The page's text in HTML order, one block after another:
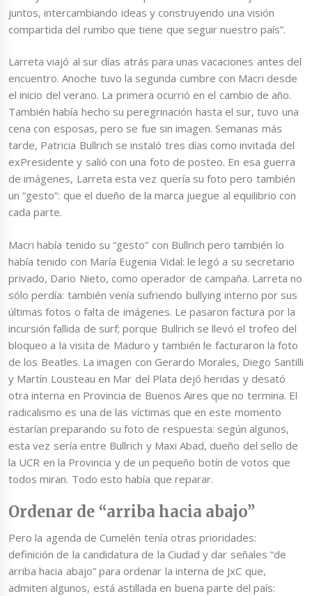
juntos, intercambiando ideas y construyendo una visión
compartida del rumbo que tiene que seguir nuestro país”.
Larreta viajó al sur días atrás para unas vacaciones antes del
encuentro. Anoche tuvo la segunda cumbre con Macri desde
el inicio del verano. La primera ocurrió en el cambio de año.
También había hecho su peregrinación hasta el sur, tuvo una
cena con esposas, pero se fue sin imagen. Semanas más
tarde, Patricia Bullrich se instaló tres días como invitada del
exPresidente y salió con una foto de posteo. En esa guerra
de imágenes, Larreta esta vez quería su foto pero también
un “gesto”: que el dueño de la marca juegue al equilibrio con
cada parte.
Macri había tenido su “gesto” con Bullrich pero también lo
había tenido con María Eugenia Vidal: le legó a su secretario
privado, Dario Nieto, como operador de campaña. Larreta no
sólo perdía: también venía sufriendo bullying interno por sus
últimas fotos o falta de imágenes. Le pasaron factura por la
incursión fallida de surf; porque Bullrich se llevó el trofeo del
bloqueo a la visita de Maduro y también le facturaron la foto
de los Beatles. La imagen con Gerardo Morales, Diego Santilli
y Martín Lousteau en Mar del Plata dejó heridas y desató
otra interna en Provincia de Buenos Aires que no termina. El
radicalismo es una de las víctimas que en este momento
estarían preparando su foto de respuesta: según algunos,
esta vez sería entre Bullrich y Maxi Abad, dueño del sello de
la UCR en la Provincia y de un pequeño botín de votos que
todos miran. Todo esto había que reparar.
Ordenar de “arriba hacia abajo”
Pero la agenda de Cumelén tenía otras prioridades:
definición de la candidatura de la Ciudad y dar señales “de
arriba hacia abajo” para ordenar la interna de JxC que,
admiten algunos, está astillada en buena parte del país: